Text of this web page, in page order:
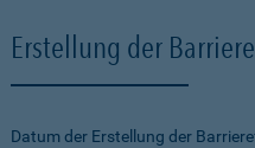
Erstellung der
Datum der Erstellung der